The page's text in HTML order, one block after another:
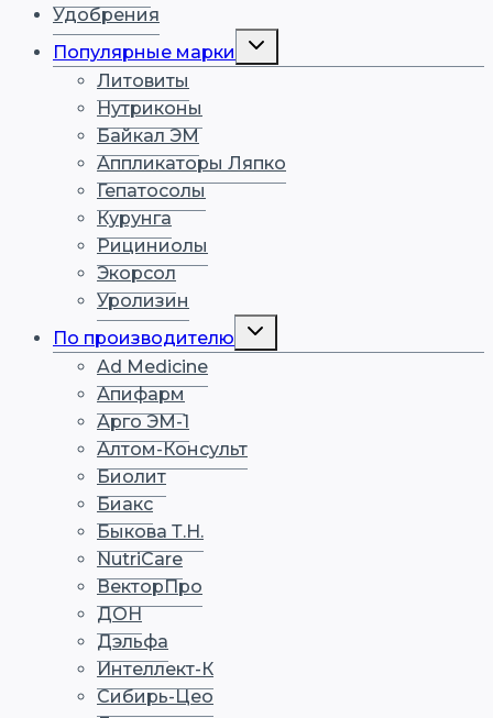
Удобрения
Популярные марки
Литовиты
Нутриконы
Байкал ЭМ
Аппликаторы Ляпко
Гепатосолы
Курунга
Рициниолы
Экорсол
Уролизин
По производителю
Ad Medicine
Апифарм
Арго ЭМ-1
Алтом-Консульт
Биолит
Биакс
Быкова Т.Н.
NutriCare
ВекторПро
ДОН
Дэльфа
Интеллект-К
Сибирь-Цео